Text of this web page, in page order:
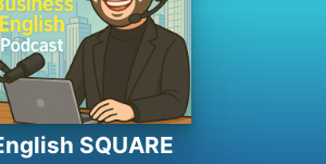
SQUARE